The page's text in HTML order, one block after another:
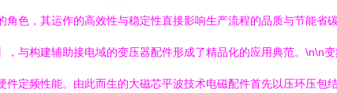
色，其运作的高效性与稳定性直接影响生产流程的品质与节能省
与构建辅助接电域的变压器配件形成了精品化的应用典范。\n\n
定频性能。由此而生的大磁芯平波技术电磁配件首先以压环压